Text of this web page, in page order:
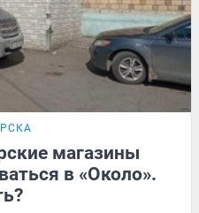
магазины
в «Около».